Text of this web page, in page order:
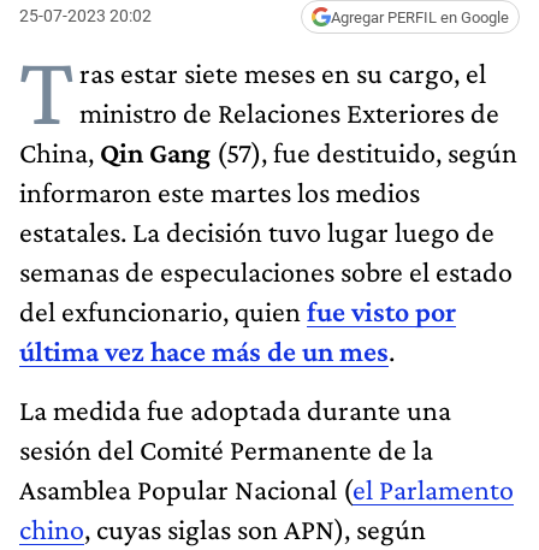
25-07-2023 20:02 Agregar PERFIL en Google
Tras estar siete meses en su cargo, el
ministro de Relaciones Exteriores de
China, Qin Gang (57), fue destituido, según
informaron este martes los medios
estatales. La decisión tuvo lugar luego de
semanas de especulaciones sobre el estado
del exfuncionario, quien fue visto por
última vez hace más de un mes.
La medida fue adoptada durante una
sesión del Comité Permanente de la
Asamblea Popular Nacional (el Parlamento
chino, cuyas siglas son APN), según